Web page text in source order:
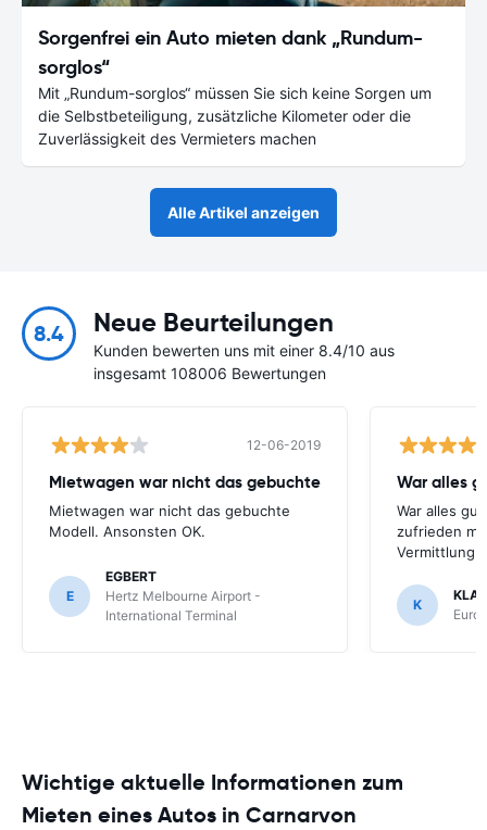
Sorgenfrei ein Auto mieten dank „Rundum-
sorglos“
Mit „Rundum-sorglos“ müssen Sie sich keine Sorgen um
die Selbstbeteiligung, zusätzliche Kilometer oder die
Zuverlässigkeit des Vermieters machen
Alle Artikel anzeigen
8.4 Neue Beurteilungen
Kunden bewerten uns mit einer 8.4/10 aus
insgesamt 108006 Bewertungen
12-06-2019
Mietwagen war nicht das gebuchte
Mietwagen war nicht das gebuchte
Modell. Ansonsten OK.
E
EGBERT
Hertz Melbourne Airport -
International Terminal
War alles
War alles
zufrieden
Vermittlung
K
Wichtige aktuelle Informationen zum
Mieten eines Autos in Carnarvon